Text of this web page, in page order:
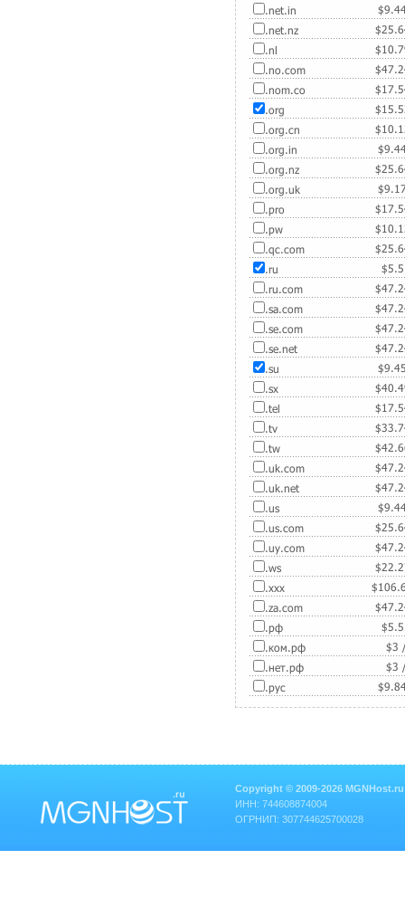
.net.in
$
.net.nz
$
.nl
$
.no.com
$
.nom.co
$
.org
$
.org.cn
$
.org.in
$
.org.nz
$
.org.uk
$
.pro
$
.pw
$
.qc.com
$
.ru
$
.ru.com
$
.sa.com
$
.se.com
$
.se.net
$
.su
$
.sx
$
.tel
$
.tv
$
.tw
$
.uk.com
$
.uk.net
$
.us
$
.us.com
$
.uy.com
$
.ws
$
.xxx
$
.za.com
$
.рф
$
.ком.рф
$3
.нет.рф
$3
.рус
$
Copyright © 2009-2026 MGNHost.ru
ИНН: 744608874004
ОГРНИП: 307744625700028